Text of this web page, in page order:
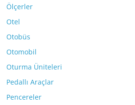
Ölçerler
Otel
Otobüs
Otomobil
Oturma Üniteleri
Pedallı Araçlar
Pencereler